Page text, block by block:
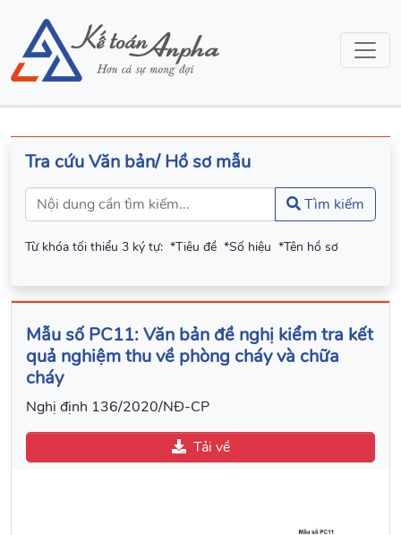
Tra cứu Văn bản/ Hồ sơ mẫu
Tìm kiếm
Từ khóa tối thiểu 3 ký tự: *Tiêu đề *Số hiệu *Tên hồ sơ
Mẫu số PC11: Văn bản đề nghị kiểm tra kết
quả nghiệm thu về phòng cháy và chữa
cháy
Nghị định 136/2020/NĐ-CP
Tải về